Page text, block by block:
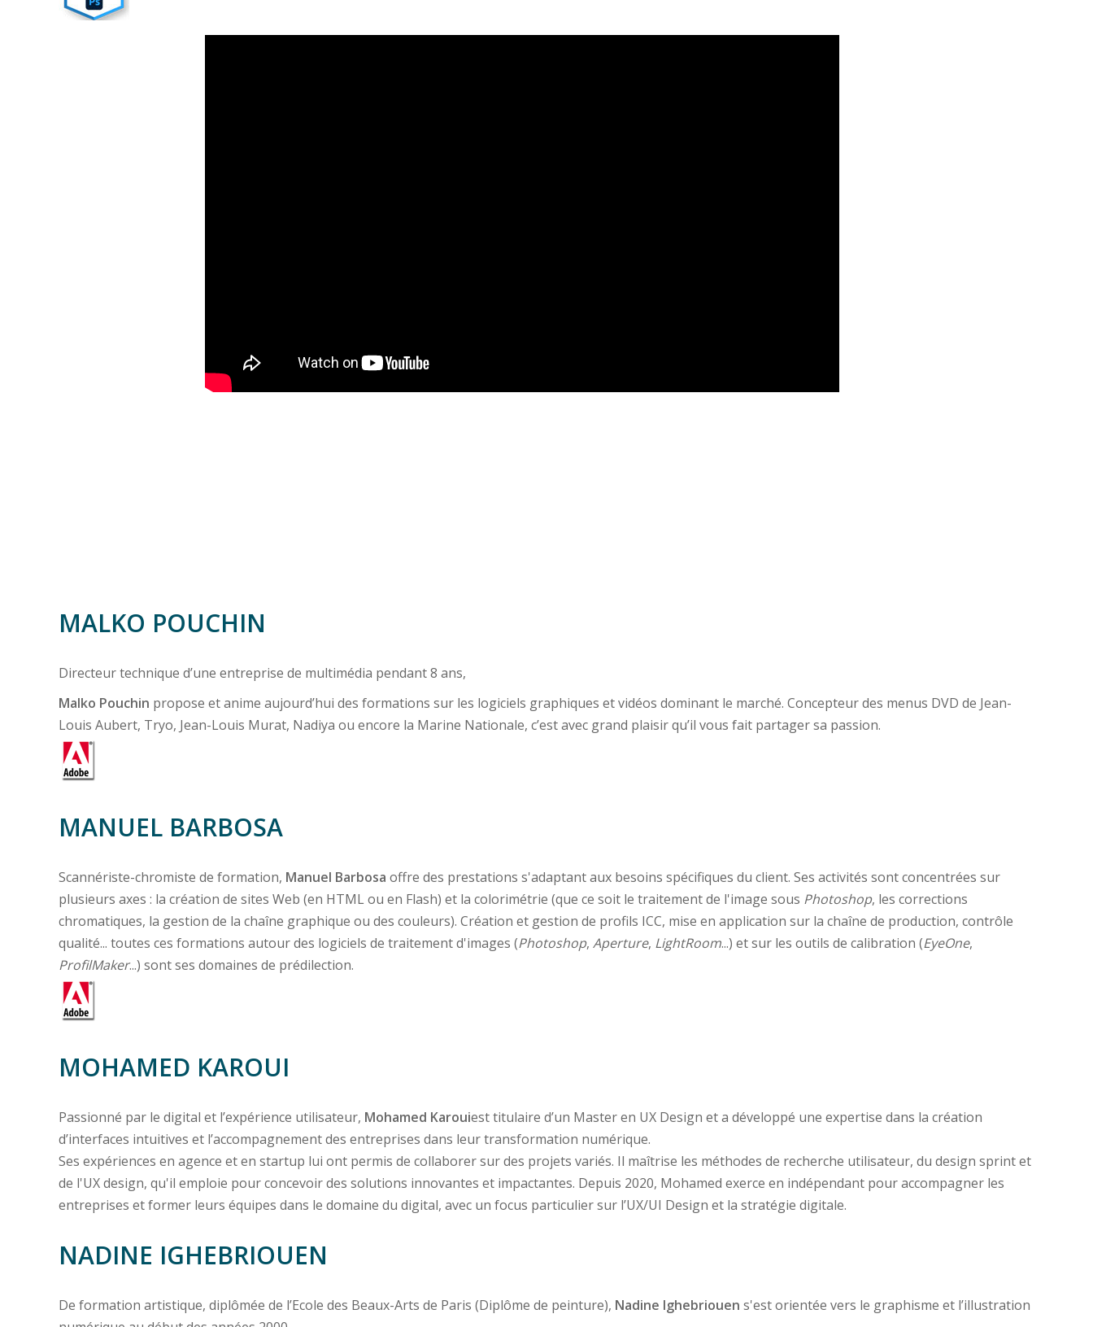
MALKO POUCHIN
Directeur technique d’une entreprise de multimédia pendant 8 ans,
Malko Pouchin propose et anime aujourd’hui des formations sur les logiciels graphiques et vidéos dominant le marché. Concepteur des menus DVD de Jean-
Louis Aubert, Tryo, Jean-Louis Murat, Nadiya ou encore la Marine Nationale, c’est avec grand plaisir qu’il vous fait partager sa passion.
MANUEL BARBOSA
Scannériste-chromiste de formation, Manuel Barbosa offre des prestations s'adaptant aux besoins spécifiques du client. Ses activités sont concentrées sur
plusieurs axes : la création de sites Web (en HTML ou en Flash) et la colorimétrie (que ce soit le traitement de l'image sous Photoshop, les corrections
chromatiques, la gestion de la chaîne graphique ou des couleurs). Création et gestion de profils ICC, mise en application sur la chaîne de production, contrôle
qualité... toutes ces formations autour des logiciels de traitement d'images (Photoshop, Aperture, LightRoom...) et sur les outils de calibration (EyeOne,
ProfilMaker...) sont ses domaines de prédilection.
MOHAMED KAROUI
Passionné par le digital et l’expérience utilisateur, Mohamed Karouiest titulaire d’un Master en UX Design et a développé une expertise dans la création
d’interfaces intuitives et l’accompagnement des entreprises dans leur transformation numérique.
Ses expériences en agence et en startup lui ont permis de collaborer sur des projets variés. Il maîtrise les méthodes de recherche utilisateur, du design sprint et
de l'UX design, qu'il emploie pour concevoir des solutions innovantes et impactantes. Depuis 2020, Mohamed exerce en indépendant pour accompagner les
entreprises et former leurs équipes dans le domaine du digital, avec un focus particulier sur l’UX/UI Design et la stratégie digitale.
NADINE IGHEBRIOUEN
De formation artistique, diplômée de l’Ecole des Beaux-Arts de Paris (Diplôme de peinture), Nadine Ighebriouen s'est orientée vers le graphisme et l’illustration